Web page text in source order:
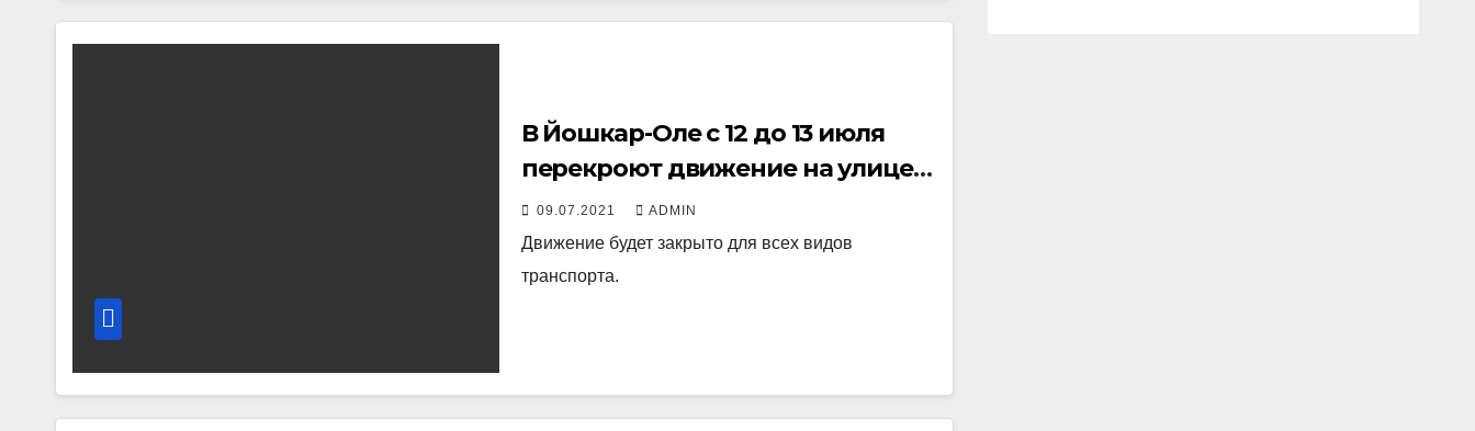
В Йошкар-Оле с 12 до 13 июля
перекроют движение на улице
Панфилова
09.07.2021 ADMIN
Движение будет закрыто для всех видов
транспорта.